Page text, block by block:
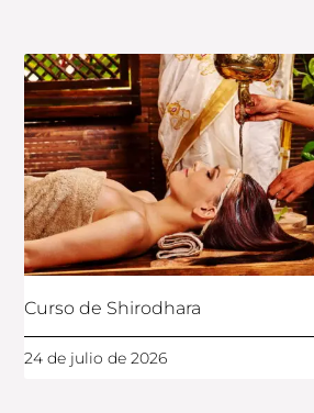
Curso de Shirodhara
24 de julio de 2026